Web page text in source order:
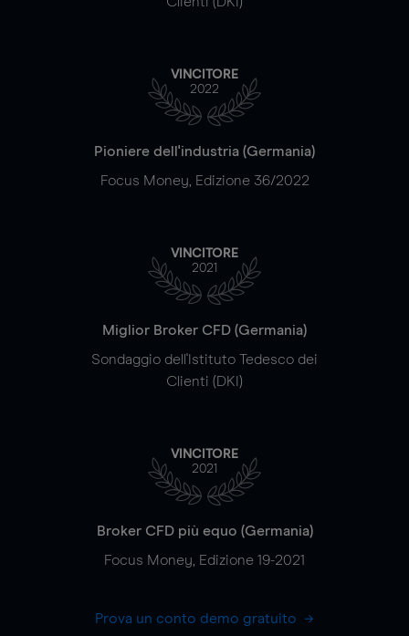
VINCITORE
2022
Pioniere dell'industria (Germania)
Focus Money, Edizione 36/2022
VINCITORE
2021
Miglior Broker CFD (Germania)
Sondaggio dell'Istituto Tedesco dei
Clienti (DKI)
VINCITORE
2021
Broker CFD più equo (Germania)
Focus Money, Edizione 19-2021
Prova un conto demo gratuito